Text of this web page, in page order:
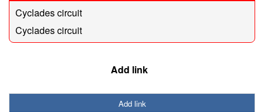
Cyclades circuit
Cyclades circuit
Add link
Add link